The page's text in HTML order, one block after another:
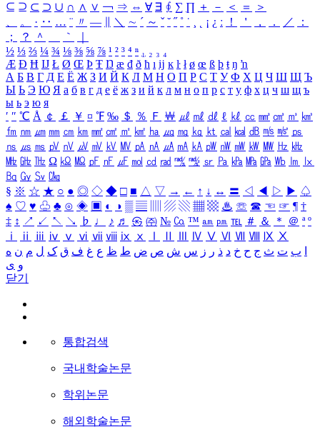
⊆ ⊇ ⊂ ⊃ ∪ ∩ ∧ ∨ ￢ ⇒ ⇔ ∀ ∃ ∮ ∑ ∏ ＋ － ＜ ＝
＞
、
。 · ‥ … ¨ 〃 ― ＼ ∼ ´ ～ ˇ ˘ ˝ ˚ ˙ ¸ ¡ ¿ ː ！ ＇ ， ． ／
：
；
？ ＾ ｀
½ ⅓ ⅔ ¼ ¾ ⅛ ⅜ ⅝ ⅞ ¹ ² ³ ⁴ ⁿ ₁ ₂ ₃ ₄
Æ Ð Ħ Ĳ Ł Ø Œ Þ Ŧ Ŋ æ đ ð ħ ı ĳ ĸ ŀ ł ø œ ß þ ŧ ŋ ŉ
А Б В Г Д Е Ё Ж З И Й К Л М Н О П Р С Т У Ф Х Ц Ч Ш Щ Ъ
Ы Ь Э Ю Я а б в г д е ё ж з и й к л м н о п р с т у ф х ц ч ш щ ъ
ы ь э ю я
′ ″ ℃ Å ￠ ￡ ￥ ¤ ℉ ‰ ＄ ％ Ｆ ￦ ㎕ ㎖ ㎗ ℓ ㎘ ㏄ ㎣ ㎤ ㎥ ㎦
㎙ ㎚ ㎛ ㎜ ㎝ ㎞ ㎟ ㎠ ㎡ ㎢ ㏊ ㎍ ㎎ ㎏ ㏏ ㎈ ㎉ ㏈ ㎧ ㎨ ㎰
㎱ ㎲ ㎳ ㎴ ㎵ ㎶ ㎷ ㎸ ㎹ ㎀ ㎁ ㎂ ㎃ ㎄ ㎺ ㎻ ㎽ ㎾ ㎿ ㎐ ㎑
㎒ ㎓ ㎔ Ω ㏀ ㏁ ㎊ ㎋ ㎌ ㏖ ㏅ ㎭ ㎮ ㎯ ㏛ ㎩ ㎪ ㎫ ㎬ ㏝ ㏐
㏓
㏃ ㏉ ㏜ ㏆
§ ※ ☆ ★ ○ ● ◎ ◇ ◆ □ ■ △ ▽ → ← ↑ ↓ ↔ 〓 ◁ ◀ ▷ ▶ ♤
♠ ♡ ♥ ♧ ♣ ⊙ ◈ ▣ ◐ ◑ ▒ ▤ ▨ ▧ ▦ ▩ ♨ ☏ ☎ ☜ ☞ ¶ †
‡ ↕ ↗ ↙ ↖ ↘ ♭ ♩ ♪ ♬ ㉿ ㈜ № ㏇ ™ ㏂ ㏘ ℡ ＃ ＆ ＊ ＠ ª º
ⅰ
ⅱ ⅲ ⅳ ⅴ ⅵ ⅶ ⅷ ⅸ ⅹ Ⅳ Ⅴ Ⅵ Ⅶ Ⅷ Ⅸ Ⅹ
ب ت ث ج ح خ د ذ ر ز س ش ص ض ط ظ ع غ ف ق ک ل م ن ه
و ی
닫기
통합검색
국내학술논문
학위논문
해외학술논문